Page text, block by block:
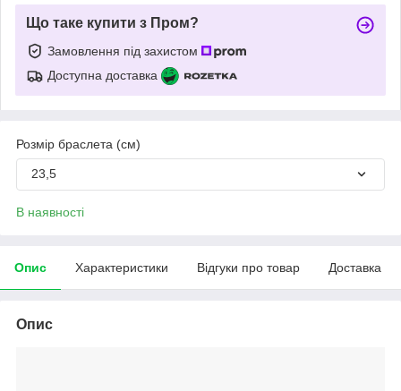
Що таке купити з Пром?
Замовлення під захистом
Доступна доставка
Розмір браслета (см)
23,5
В наявності
Опис Характеристики Відгуки про товар Доставка
Опис